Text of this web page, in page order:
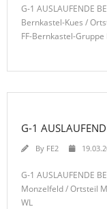
G-1 AUSLAUFENDE
Bernkastel-Kues /
FF-Bernkastel-Gruppe
G-1
By FE2
G-1 AUSLAUFENDE
Monzelfeld / Ortsteil
WL